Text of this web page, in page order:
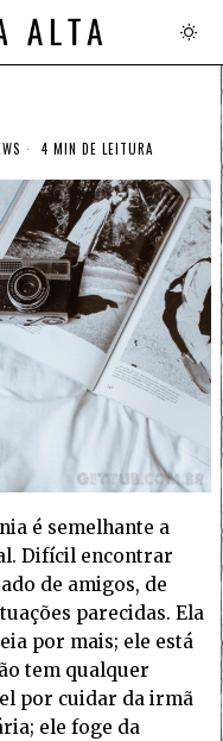
4 MIN DE LEITURA
é semelhante a
Difícil encontrar
de amigos, de
parecidas. Ela
por mais; ele está
tem qualquer
por cuidar da irmã
ele foge da